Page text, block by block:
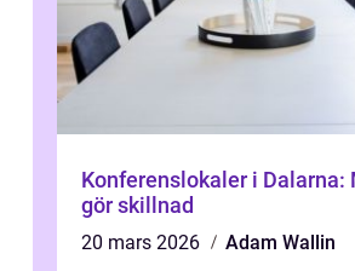
Konferenslokaler i Dalarna:
gör skillnad
20 mars 2026
Adam Wallin